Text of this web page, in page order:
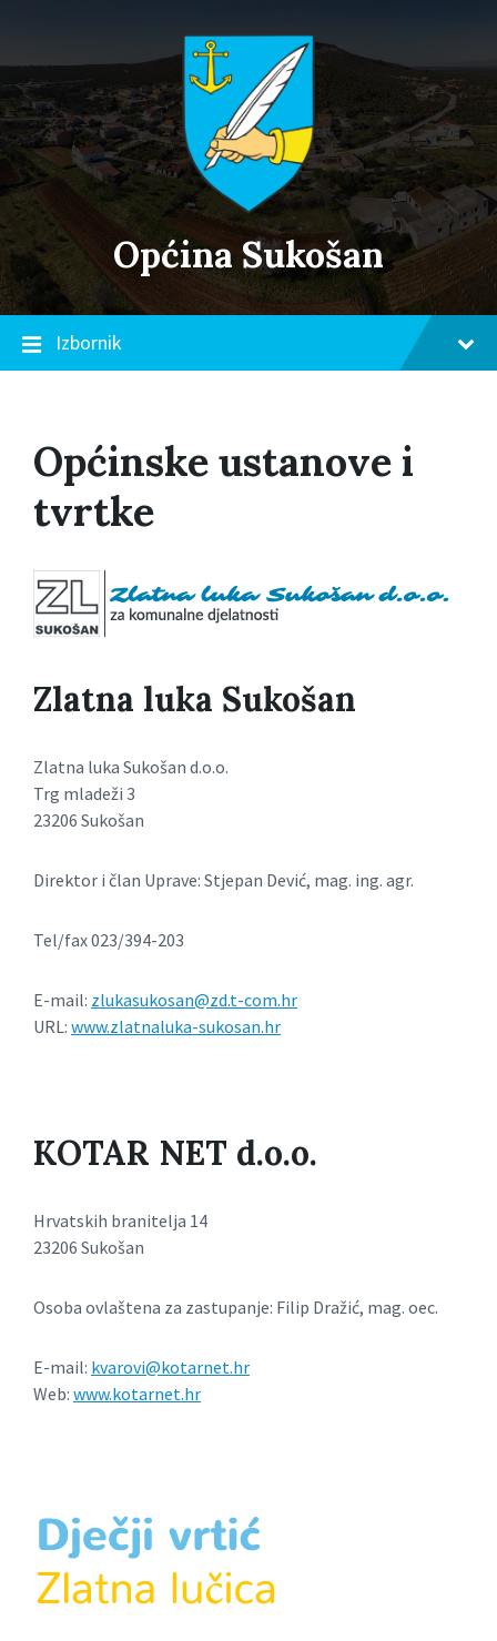
navigation
Općina Sukošan
Izbornik
Općinske ustanove i
tvrtke
Zlatna luka Sukošan
Zlatna luka Sukošan d.o.o.
Trg mladeži 3
23206 Sukošan
Direktor i član Uprave: Stjepan Dević, mag. ing. agr.
Tel/fax 023/394-203
E-mail: zlukasukosan@zd.t-com.hr
URL: www.zlatnaluka-sukosan.hr
KOTAR NET d.o.o.
Hrvatskih branitelja 14
23206 Sukošan
Osoba ovlaštena za zastupanje: Filip Dražić, mag. oec.
E-mail: kvarovi@kotarnet.hr
Web: www.kotarnet.hr